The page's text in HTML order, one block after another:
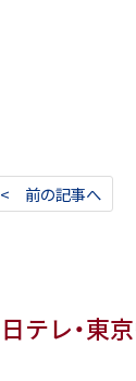
< 前の記事へ
日テレ・東